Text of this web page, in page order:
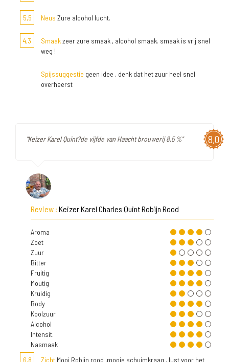
5,5 Neus Zure alcohol lucht.
4,3 Smaakzeer zure smaak , alcohol smaak. smaak is vrij snel
weg !
Spijssuggestie geen idee , denk dat het zuur heel snel
overheerst
8,0
"Keizer Karel Quint?de vijfde van Haacht brouwerij 8,5 %"
Review : Keizer Karel Charles Quint Robijn Rood
Aroma
Zoet
Zuur
Bitter
Fruitig
Moutig
Kruidig
Body
Koolzuur
Alcohol
Intensit.
Nasmaak
6,8
Zicht Mooi Robijn rood ,mooie schuimkraag , lust voor het